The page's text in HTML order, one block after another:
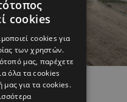
Αλαμινό,
cookies
cookies για
των χρηστών.
μας, παρέχετε
όλα τα cookies
μας για τα cookies.